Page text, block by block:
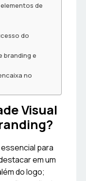
de
do
branding e
no
Visual
para
em um
do logo;